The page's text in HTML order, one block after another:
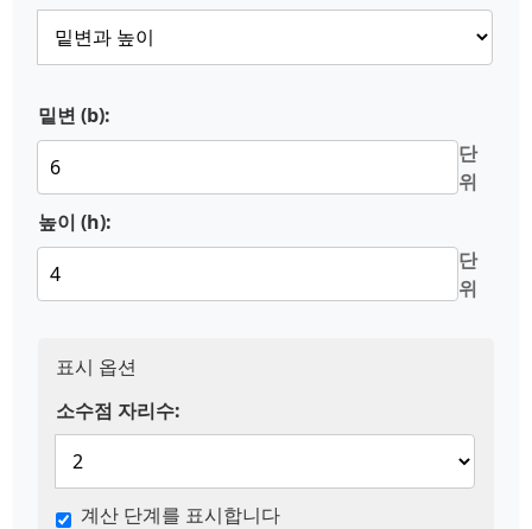
밑변 (b):
단
위
높이 (h):
단
위
표시 옵션
소수점 자리수:
계산 단계를 표시합니다